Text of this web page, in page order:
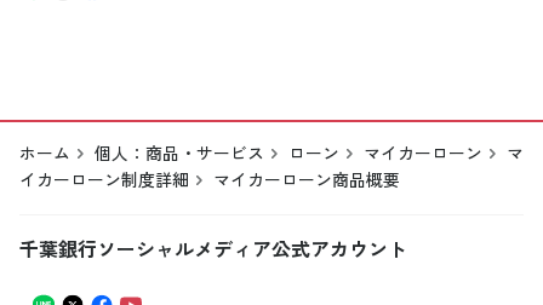
ホーム 個人：商品・サービス ローン マイカーローン
マ
イカーローン制度詳細
マイカーローン商品概要
千葉銀行ソーシャルメディア公式アカウント